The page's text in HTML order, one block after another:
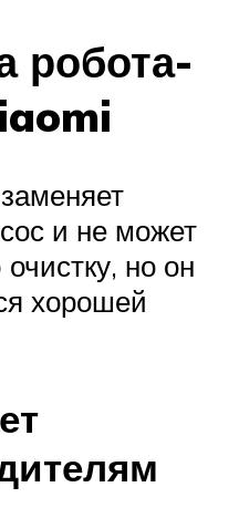
робота-
и не может
но он
хорошей